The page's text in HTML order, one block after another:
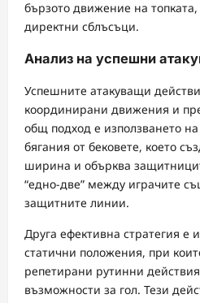
бързото движение на топката,
директни сблъсъци.
Анализ на успешни
Успешните атакуващи
координирани движения и
общ подход е използването
бягания от бековете, което
ширина и обърква
“едно-две” между играчите
защитните линии.
Друга ефективна стратегия е
статични положения, при
репетирани рутинни
възможности за гол. Тези